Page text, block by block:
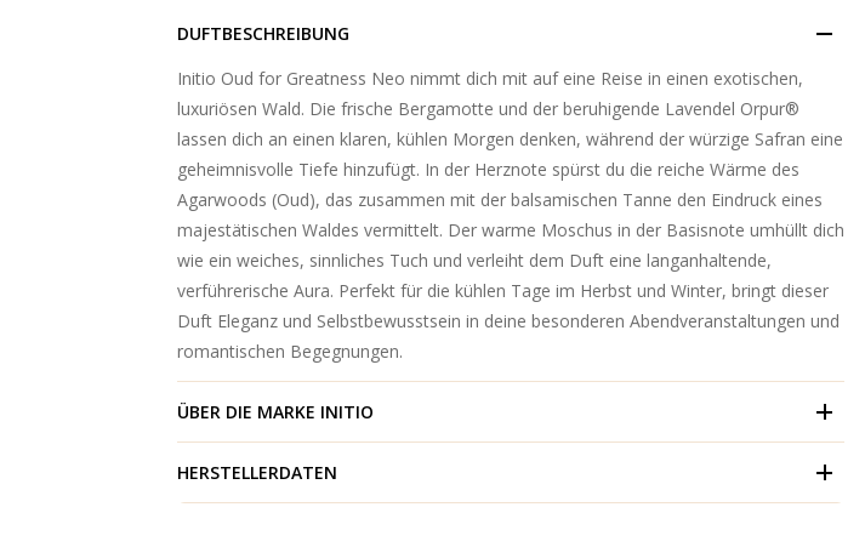
DUFTBESCHREIBUNG
Initio Oud for Greatness Neo nimmt dich mit auf eine Reise in einen exotischen,
luxuriösen Wald. Die frische Bergamotte und der beruhigende Lavendel Orpur®
lassen dich an einen klaren, kühlen Morgen denken, während der würzige Safran eine
geheimnisvolle Tiefe hinzufügt. In der Herznote spürst du die reiche Wärme des
Agarwoods (Oud), das zusammen mit der balsamischen Tanne den Eindruck eines
majestätischen Waldes vermittelt. Der warme Moschus in der Basisnote umhüllt dich
wie ein weiches, sinnliches Tuch und verleiht dem Duft eine langanhaltende,
verführerische Aura. Perfekt für die kühlen Tage im Herbst und Winter, bringt dieser
Duft Eleganz und Selbstbewusstsein in deine besonderen Abendveranstaltungen und
romantischen Begegnungen.
ÜBER DIE MARKE INITIO
HERSTELLERDATEN